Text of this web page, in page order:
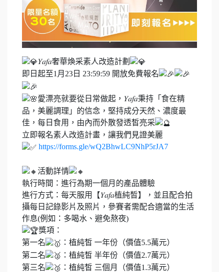
𝑌𝑎𝑓𝑎奢華煥采素人改造計劃
即日起至1月23日 23:59:59 開放免費報名
愛漂亮就要從日常做起，𝑌𝑎𝑓𝑎秉持「食在精
品，美麗調理」的信念，堅持成分天然、濃度最
佳，每日食用，由內而外散發透皙亮采
立即報名素人改造計畫，讓我們見證美麗
https://forms.gle/wQ2BhwLC9NhP5rJA7
活動詳情
執行時間：進行為期一個月的產品體驗
進行方式：每天服用【𝑌𝑎𝑓𝑎植純皙】，並且配合拍
攝每日記錄影片及照片，參賽者需配合適當的生活
作息(例如：多喝水、避免熬夜)
獎項：
第一名
：植純皙 一年份（價值5.5萬元）
第二名
：植純皙 半年份（價值2.7萬元）
第三名
：植純皙 三個月（價值1.3萬元）